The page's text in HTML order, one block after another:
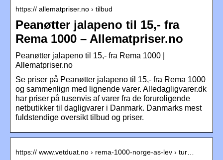
https:// allematpriser.no › tilbud
Peanøtter jalapeno til 15,- fra
Rema 1000 – Allematpriser.no
Peanøtter jalapeno til 15,- fra Rema 1000 |
Allematpriser.no
Se priser på Peanøtter jalapeno til 15,- fra Rema 1000
og sammenlign med lignende varer. Alledagligvarer.dk
har priser på tusenvis af varer fra de foruroligende
netbutikker til dagligvarer i Danmark. Danmarks mest
fuldstendige oversikt tilbud og priser.
https:// www.vetduat.no › rema-1000-norge-as-lev › tur…